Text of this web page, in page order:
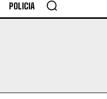
POLICIA